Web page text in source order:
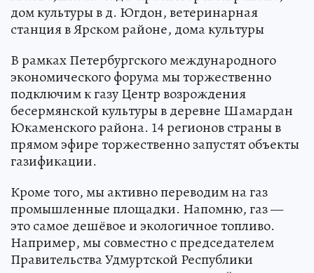
дом культуры в д. Югдон, ветеринарная
станция в Ярском районе, дома культуры
В рамках Петербургского международного
экономического форума мы торжественно
подключим к газу Центр возрождения
бесермянской культуры в деревне Шамардан
Юкаменского района. 14 регионов страны в
прямом эфире торжественно запустят объекты
газификации.
Кроме того, мы активно переводим на газ
промышленные площадки. Напомню, газ —
это самое дешёвое и экологичное топливо.
Например, мы совместно с председателем
Правительства Удмуртской Республики